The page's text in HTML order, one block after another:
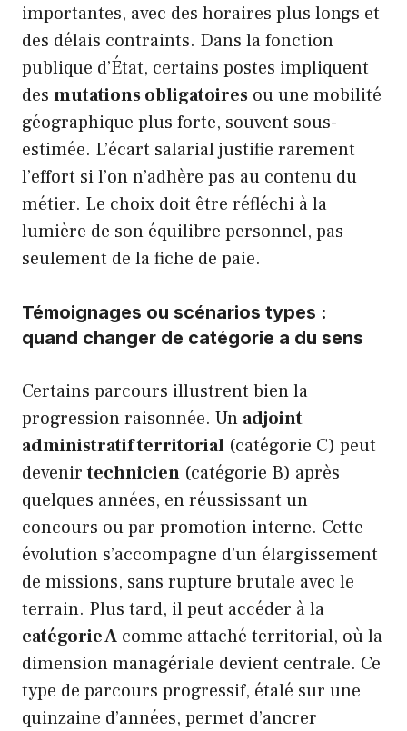
importantes, avec des horaires plus longs et
des délais contraints. Dans la fonction
publique d’État, certains postes impliquent
des mutations obligatoires ou une mobilité
géographique plus forte, souvent sous-
estimée. L’écart salarial justifie rarement
l’effort si l’on n’adhère pas au contenu du
métier. Le choix doit être réfléchi à la
lumière de son équilibre personnel, pas
seulement de la fiche de paie.
Témoignages ou scénarios types :
quand changer de catégorie a du sens
Certains parcours illustrent bien la
progression raisonnée. Un adjoint
administratif territorial (catégorie C) peut
devenirtechnicien (catégorie B) après
quelques années, en réussissant un
concours ou par promotion interne. Cette
évolution s’accompagne d’un élargissement
de missions, sans rupture brutale avec le
terrain. Plus tard, il peut accéder à la
catégorie A comme attaché territorial, où la
dimension managériale devient centrale. Ce
type de parcours progressif, étalé sur une
quinzaine d’années, permet d’ancrer